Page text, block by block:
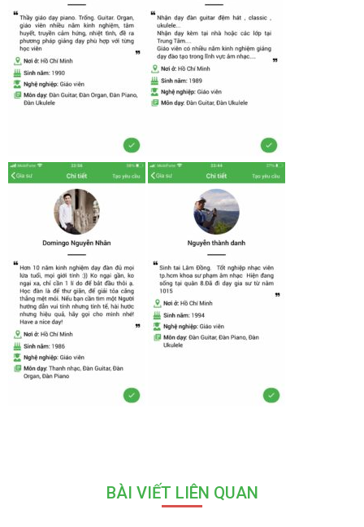
BÀI VIẾT LIÊN QUAN